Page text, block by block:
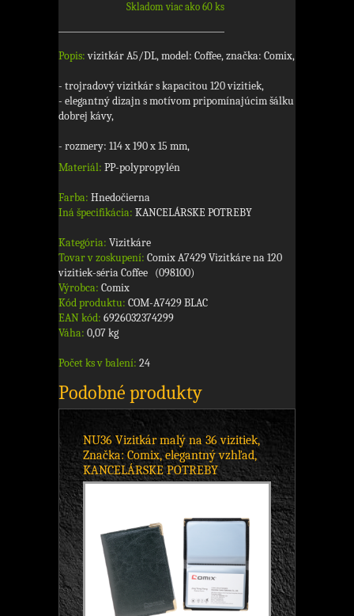
Skladom viac ako 60 ks
Popis:vizitkár A5/DL, model: Coffee, značka: Comix,
- trojradový vizitkár s kapacitou 120 vizitiek,
- elegantný dizajn s motívom pripomínajúcim šálku
dobrej kávy,
- rozmery: 114 x 190 x 15 mm,
Materiál: PP-polypropylén
Farba: Hnedočierna
Iná špecifikácia: KANCELÁRSKE POTREBY
Kategória: Vizitkáre
Tovar v zoskupení: Comix A7429 Vizitkáre na 120
vizitiek-séria Coffee (098100)
Výrobca: Comix
Kód produktu: COM-A7429 BLAC
EAN kód: 6926032374299
Váha: 0,07 kg
Počet ks v balení: 24
Podobné produkty
NU36 Vizitkár malý na 36 vizitiek,
Značka: Comix, elegantný vzhľad,
KANCELÁRSKE POTREBY